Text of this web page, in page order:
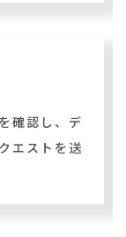
確認し、デ
エストを送